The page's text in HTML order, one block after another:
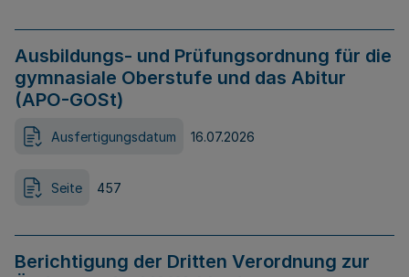
Ausbildungs- und Prüfungsordnung für die
gymnasiale Oberstufe und das Abitur
(APO-GOSt)
Ausfertigungsdatum 16.07.2026
Seite 457
Berichtigung der Dritten Verordnung zur